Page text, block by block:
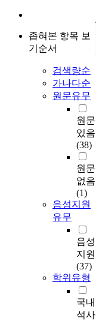
좁혀본 항목 보
기순서
검색량순
가나다순
원문유무
원문
있음
(38)
원문
없음
(1)
음성지원
유무
음성
지원
(37)
학위유형
국내
석사